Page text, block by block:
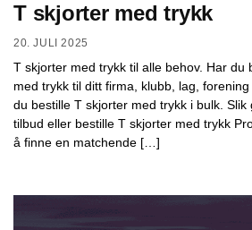
T skjorter med trykk
20. JULI 2025
T skjorter med trykk til alle behov. Har du
med trykk til ditt firma, klubb, lag,
du bestille T skjorter med trykk i bulk.
tilbud eller bestille T skjorter med trykk
å finne en matchende […]